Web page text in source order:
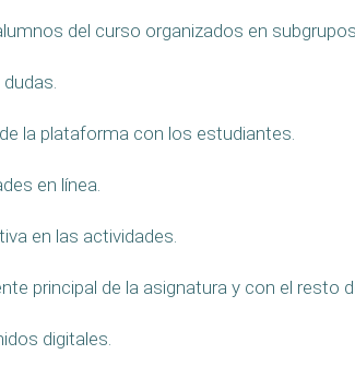
del curso organizados en
la plataforma con los estudiantes.
en línea.
en las actividades.
principal de la asignatura y con el resto
digitales.